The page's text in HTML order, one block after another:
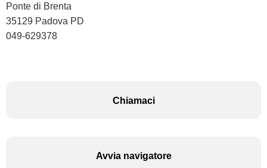
Ponte di Brenta
35129 Padova PD
049-629378
Chiamaci
Avvia navigatore